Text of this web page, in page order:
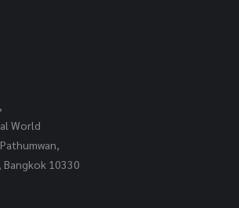
World
10330